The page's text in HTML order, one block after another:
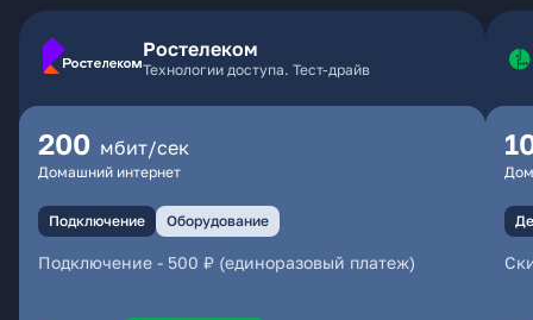
Ростелеком
Технологии доступа. Тест-драйв
200 мбит/сек
Домашний интернет
Подключение Оборудование
Подключение - 500 ₽ (единоразовый платеж)